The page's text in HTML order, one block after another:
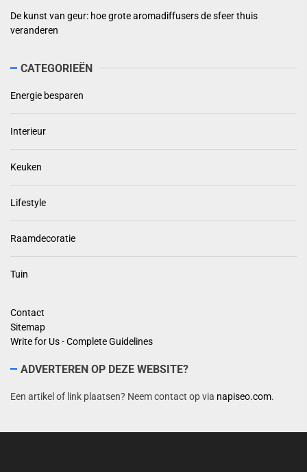
De kunst van geur: hoe grote aromadiffusers de sfeer thuis
veranderen
CATEGORIEËN
Energie besparen
Interieur
Keuken
Lifestyle
Raamdecoratie
Tuin
Contact
Sitemap
Write for Us - Complete Guidelines
ADVERTEREN OP DEZE WEBSITE?
Een artikel of link plaatsen? Neem contact op via napiseo.com.